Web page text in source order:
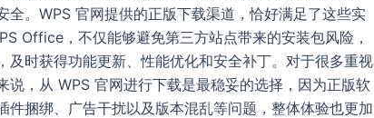
全。WPS 官网提供的正版下载渠道，恰好满足了这些实
Office，不仅能够避免第三方站点带来的安装包风险，
及时获得功能更新、性能优化和安全补丁。对于很多重视
说，从 WPS 官网进行下载是最稳妥的选择，因为正版软
件捆绑、广告干扰以及版本混乱等问题，整体体验也更加